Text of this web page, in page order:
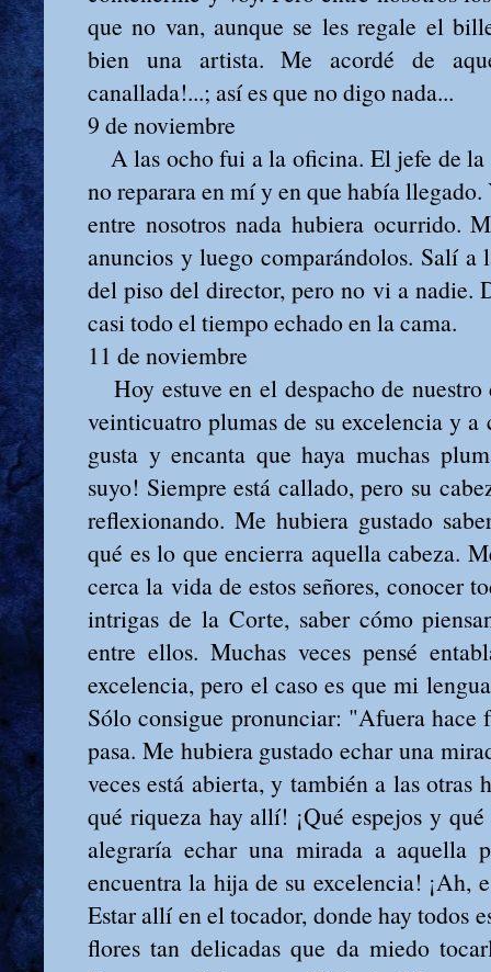
que no van, aunque se les regale el
bien una artista. Me acordé de
canallada!...; así es que no digo nada...
9 de noviembre
A las ocho fui a la oficina. El jefe de la
no reparara en mí y en que había
entre nosotros nada hubiera ocurrido.
anuncios y luego comparándolos. Salí a
del piso del director, pero no vi a nadie.
casi todo el tiempo echado en la cama.
11 de noviembre
Hoy estuve en el despacho de
veinticuatro plumas de su excelencia y
gusta y encanta que haya muchas
suyo! Siempre está callado, pero su
reflexionando. Me hubiera gustado
qué es lo que encierra aquella cabeza.
cerca la vida de estos señores, conocer
intrigas de la Corte, saber cómo
entre ellos. Muchas veces pensé
excelencia, pero el caso es que mi
Sólo consigue pronunciar: "Afuera
pasa. Me hubiera gustado echar una
veces está abierta, y también a las otras
qué riqueza hay allí! ¡Qué espejos y
alegraría echar una mirada a aquella
encuentra la hija de su excelencia! ¡Ah,
Estar allí en el tocador, donde hay todos
flores tan delicadas que da miedo